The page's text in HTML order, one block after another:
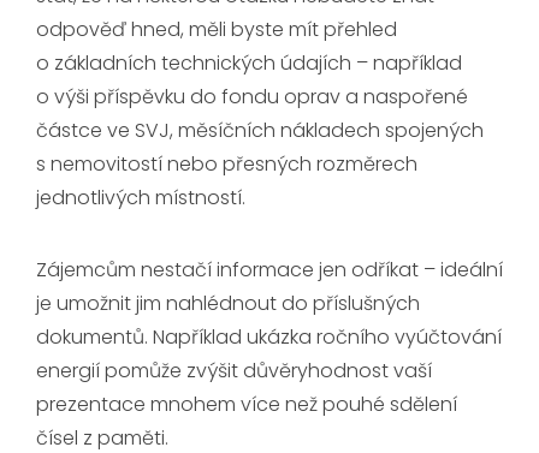
odpověď hned, měli byste mít přehled
o základních technických údajích – například
o výši příspěvku do fondu oprav a naspořené
částce ve SVJ, měsíčních nákladech spojených
s nemovitostí nebo přesných rozměrech
jednotlivých místností.
Zájemcům nestačí informace jen odříkat – ideální
je umožnit jim nahlédnout do příslušných
dokumentů. Například ukázka ročního vyúčtování
energií pomůže zvýšit důvěryhodnost vaší
prezentace mnohem více než pouhé sdělení
čísel z paměti.